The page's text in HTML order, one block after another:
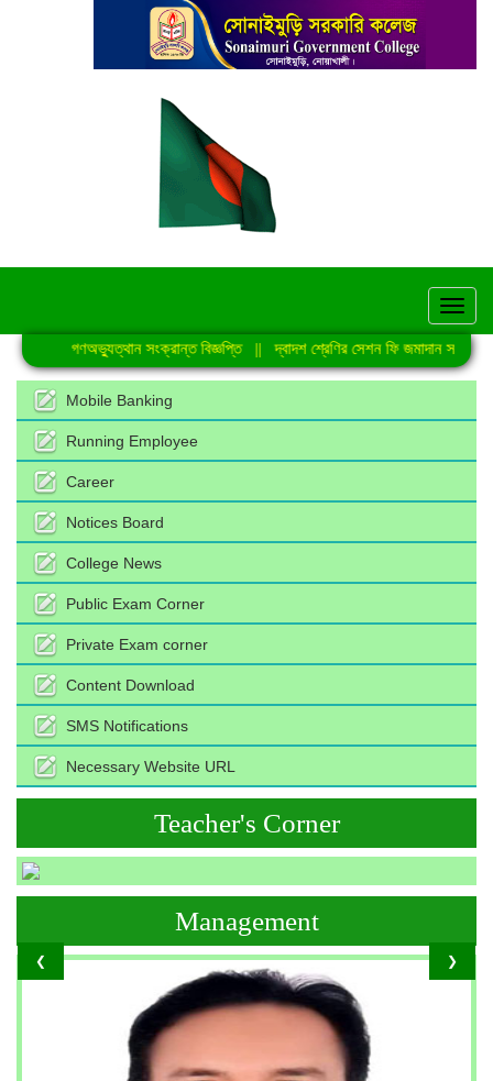
জুলাই গণঅভ্যুত্থান সংক্রান্ত বিজ্ঞপ্তি|| দ্বাদশ শ্রেণির সেশন ফি জমাদান সংক্রান্ত
Mobile Banking
Running Employee
Career
Notices Board
College News
Public Exam Corner
Private Exam corner
Content Download
SMS Notifications
Necessary Website URL
Teacher's Corner
❮ ❯
Management